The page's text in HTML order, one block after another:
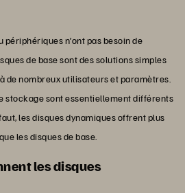
n’ont pas besoin de
de base sont des solutions simples
de nombreux utilisateurs et paramètres.
stockage sont essentiellement différents
les disques dynamiques offrent plus
les disques de base.
les disques